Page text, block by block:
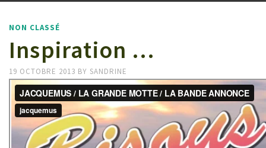
NON CLASSÉ
Inspiration …
19 OCTOBRE 2013 BY SANDRINE